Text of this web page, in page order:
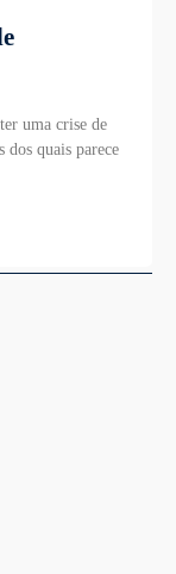
uma crise de
dos quais parece